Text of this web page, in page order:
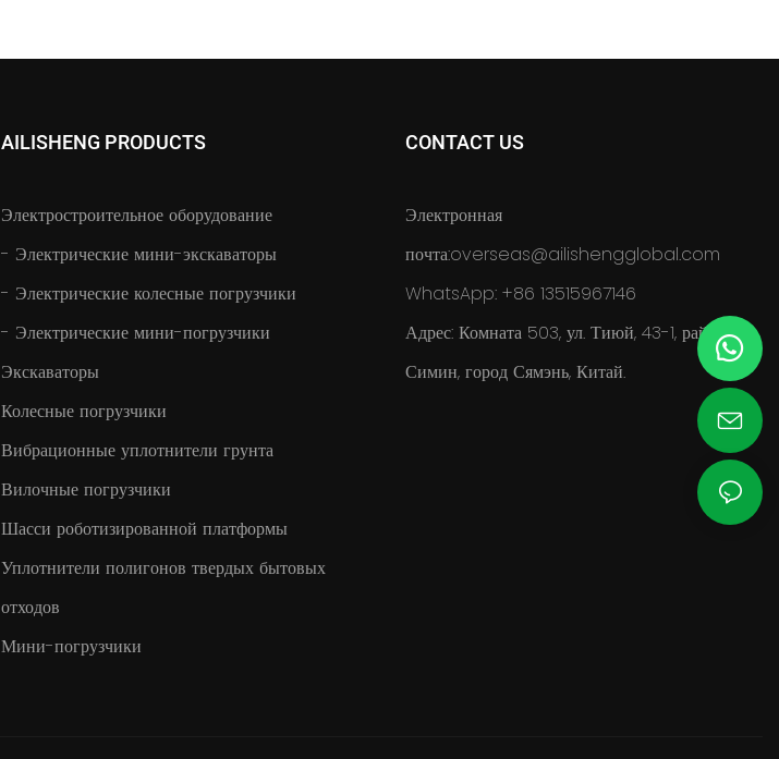
AILISHENG PRODUCTS
Электростроительное оборудование
- Электрические мини-экскаваторы
- Электрические колесные погрузчики
- Электрические мини-погрузчики
Экскаваторы
Колесные погрузчики
Вибрационные уплотнители грунта
Вилочные погрузчики
Шасси роботизированной платформы
Уплотнители полигонов твердых бытовых
отходов
Мини-погрузчики
CONTACT US
Электронная
почта:overseas@ailishengglobal.com
WhatsApp: +86 13515967146
Адрес: Комната 503, ул. Тиюй, 43-1, район
Симин, город Сямэнь, Китай.